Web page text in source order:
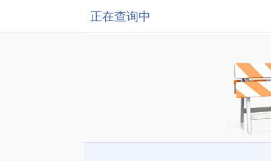
正在查询中